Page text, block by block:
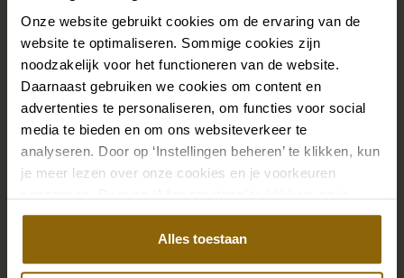
Onze website gebruikt cookies om de ervaring van de
website te optimaliseren. Sommige cookies zijn
noodzakelijk voor het functioneren van de website.
Daarnaast gebruiken we cookies om content en
advertenties te personaliseren, om functies voor social
media te bieden en om ons websiteverkeer te
analyseren. Door op ‘Instellingen beheren’ te klikken, kun
je meer lezen over onze cookies en je voorkeuren
akkoord met het gebruik van alle cookies.
Alles toestaan
De perfecte trouwschoenen voor onder je trouwjurk,
maar ook kettingen, armbanden en oorbellen die
precies bij je bruidsjurk passen of een prachtige sluier,
haarband of haarspeld voor je bruidskapsel: jouw
bruidslook is pas af met bijpassende accessoires. Met
onze grote accessoire winkel met accessoires voor
jouw jurk of trouwkostuum.
Ga naar accessoires